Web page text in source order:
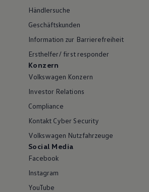
Händlersuche
Geschäftskunden
Information zur Barrierefreiheit
Ersthelfer/ first responder
Konzern
Volkswagen Konzern
Investor Relations
Compliance
Kontakt Cyber Security
Volkswagen Nutzfahrzeuge
Social Media
Facebook
Instagram
YouTube